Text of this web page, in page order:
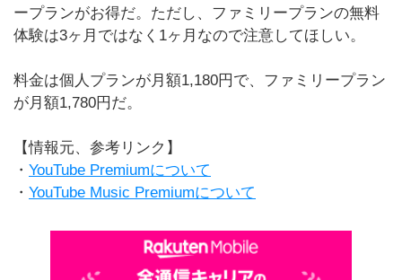
ープランがお得だ。ただし、ファミリープランの無料
体験は3ヶ月ではなく1ヶ月なので注意してほしい。
料金は個人プランが月額1,180円で、ファミリープラン
が月額1,780円だ。
【情報元、参考リンク】
・ YouTube Premiumについて
・ YouTube Music Premiumについて